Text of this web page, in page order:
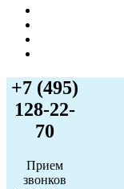
+7 (495)
128-22-
70
Прием
звонков